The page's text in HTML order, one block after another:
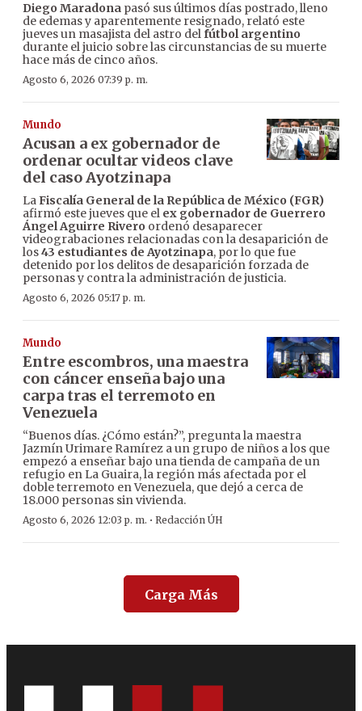
Diego Maradona pasó sus últimos días postrado, lleno
de edemas y aparentemente resignado, relató este
jueves un masajista del astro delfútbol argentino
durante el juicio sobre las circunstancias de su muerte
hace más de cinco años.
Agosto 6, 2026 07:39 p. m.
Mundo
Acusan a ex gobernador de
ordenar ocultar videos clave
del caso Ayotzinapa
LaFiscalía General de la República de México (FGR)
afirmó este jueves que el ex gobernador de Guerrero
Ángel Aguirre Rivero ordenó desaparecer
videograbaciones relacionadas con la desaparición de
los43 estudiantes de Ayotzinapa, por lo que fue
detenido por los delitos de desaparición forzada de
personas y contra la administración de justicia.
Agosto 6, 2026 05:17 p. m.
Mundo
Entre escombros, una maestra
con cáncer enseña bajo una
carpa tras el terremoto en
Venezuela
“Buenos días. ¿Cómo están?”, pregunta la maestra
Jazmín Urimare Ramírez a un grupo de niños a los que
empezó a enseñar bajo una tienda de campaña de un
refugio en La Guaira, la región más afectada por el
doble terremoto en Venezuela, que dejó a cerca de
18.000 personas sin vivienda.
Agosto 6, 2026 12:03 p. m. · Redacción ÚH
Carga Más